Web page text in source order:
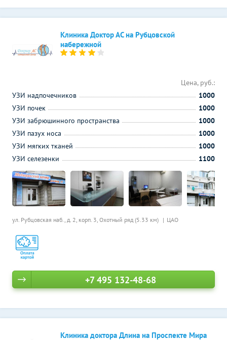
Клиника Доктор АС на Рубцовской
набережной
ул. Рубцовская наб., д. 2, корп. 3, Охотный ряд (5.33 км) ЦАО
Цена, руб.:
УЗИ надпочечников
1000
УЗИ почек
1000
УЗИ забрюшинного пространства
1000
УЗИ пазух носа
1000
УЗИ мягких тканей
1000
УЗИ селезенки
1100
+7 495 132-48-68
Клиника доктора Длина на Проспекте Мира